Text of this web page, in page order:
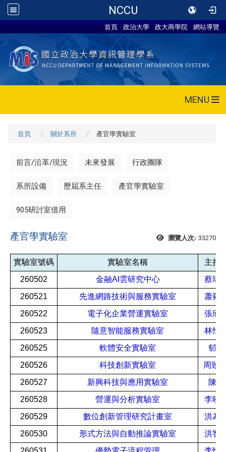
NCCU
首頁 政治大學 政大商學院 網站導覽
MENU
首頁 關於系所 產官學實驗室
前言/沿革/現況 未來發展 行政團隊
系所設備 歷屆系主任 產官學實驗室
905研討室借用
瀏覽人次: 33270
產官學實驗室
實驗室號碼 實驗室名稱
主持
260502
金融AI雲研究中心
蔡瑞
260521
先進網路技術與服務實驗室
蕭舜
260522
電子化企業營運實驗室
張欣
260523
隨意智能服務實驗室
林怡
260525
軟體安全實驗室
郁方
260526
科技創新實驗室
周致
260527
新興科技與應用實驗室
陳恭
260528
營運與分析實驗室
李曉
260529
數位創新管理研究計畫室
洪為
260530
形式方法與自動推論實驗室
洪智